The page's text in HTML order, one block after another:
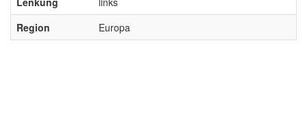
Region
Europa